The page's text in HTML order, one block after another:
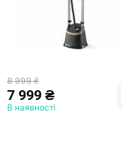
8 999 ₴
7 999 ₴
В наявності